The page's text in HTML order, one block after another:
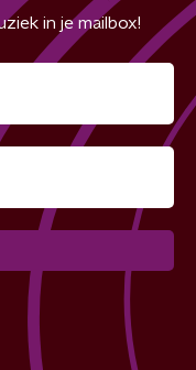
in je mailbox!